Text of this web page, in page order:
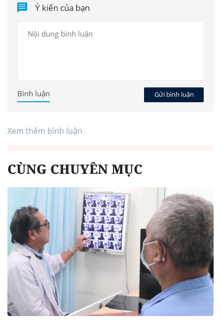
Ý kiến của bạn
Gửi bình luận
Bình luận
Xem thêm bình luận
CÙNG CHUYÊN MỤC